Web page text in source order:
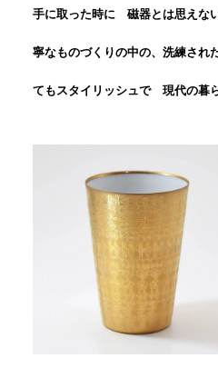
手に取った時に 磁器とは思えな
寧なものづくりの中の、洗練され
てもスタイリッシュで 現代の暮